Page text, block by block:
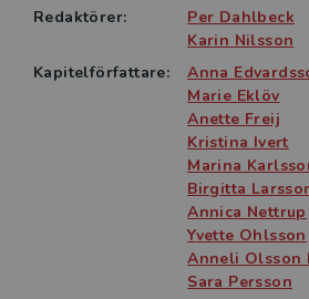
I flera kapitel berättar pedagoger
dokumentationer identifierar vad
utforskar för att förstå hur de kan
Boken kan med fördel användas i
förskollärare och som underlag för
förskoleverksamhet och
kompetensutveckling. Den är
politiker, tjänstemän,
vårdnadshavare intresserade av
Redaktörer:
Per Dahlbeck
Karin Nilsson
Kapitelförfattare:
Anna
Marie Eklöv
Anette Freij
Kristina Ivert
Marina
Birgitta
Annica Nettrup
Yvette Ohlsson
Anneli Olsson
Sara Persson